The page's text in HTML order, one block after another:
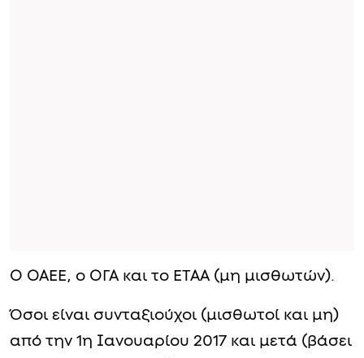
Ο ΟΑΕΕ, ο ΟΓΑ και το ΕΤΑΑ (μη μισθωτών).
Όσοι είναι συνταξιούχοι (μισθωτοί και μη)
από την 1η Ιανουαρίου 2017 και μετά (βάσει